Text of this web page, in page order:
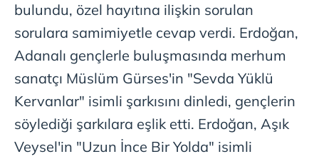
bulundu, özel hayıtına ilişkin sorulan
sorulara samimiyetle cevap verdi. Erdoğan,
Adanalı gençlerle buluşmasında merhum
sanatçı Müslüm Gürses'in "Sevda Yüklü
Kervanlar" isimli şarkısını dinledi, gençlerin
söylediği şarkılara eşlik etti. Erdoğan, Aşık
Veysel'in "Uzun İnce Bir Yolda" isimli